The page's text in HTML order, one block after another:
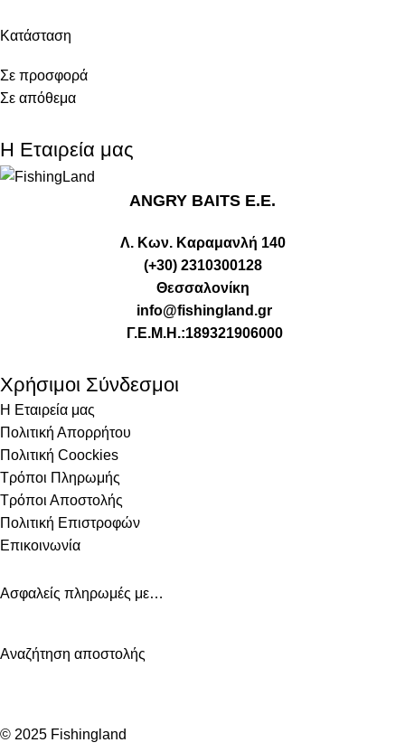
Κατάσταση
Σε προσφορά
Σε απόθεμα
Η Εταιρεία μας
ANGRY BAITS Ε.Ε.
Λ. Κων. Καραμανλή 140
(+30) 2310300128
Θεσσαλονίκη
info@fishingland.gr
Γ.Ε.Μ.Η.:189321906000
Χρήσιμοι Σύνδεσμοι
Η Εταιρεία μας
Πολιτική Απορρήτου
Πολιτική Coockies
Τρόποι Πληρωμής
Τρόποι Αποστολής
Πολιτική Επιστροφών
Επικοινωνία
Ασφαλείς πληρωμές με…
Αναζήτηση αποστολής
© 2025 Fishingland